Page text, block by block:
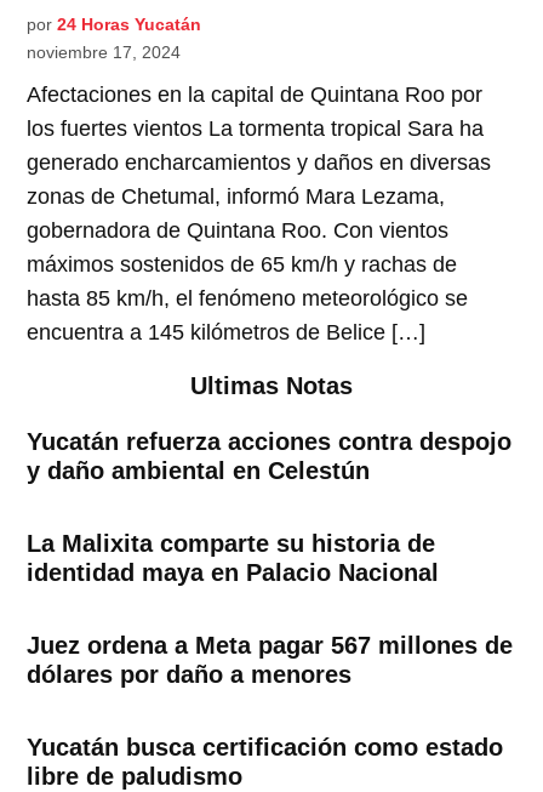
por 24 Horas Yucatán
noviembre 17, 2024
Afectaciones en la capital de Quintana Roo por
los fuertes vientos La tormenta tropical Sara ha
generado encharcamientos y daños en diversas
zonas de Chetumal, informó Mara Lezama,
gobernadora de Quintana Roo. Con vientos
máximos sostenidos de 65 km/h y rachas de
hasta 85 km/h, el fenómeno meteorológico se
encuentra a 145 kilómetros de Belice […]
Ultimas Notas
Yucatán refuerza acciones contra despojo
y daño ambiental en Celestún
La Malixita comparte su historia de
identidad maya en Palacio Nacional
Juez ordena a Meta pagar 567 millones de
dólares por daño a menores
Yucatán busca certificación como estado
libre de paludismo